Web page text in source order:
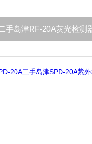
手岛津RF-20A荧光检测